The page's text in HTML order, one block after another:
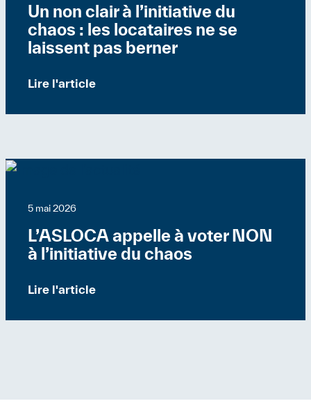
Un non clair à l’initiative du
chaos : les locataires ne se
laissent pas berner
Lire l'article
5 mai 2026
L’ASLOCA appelle à voter NON
à l’initiative du chaos
Lire l'article